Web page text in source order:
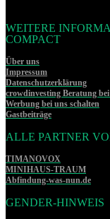
WEITERE
COMPACT
Über uns
Impressum
Datenschutzerklärung
crowdinvesting Beratung
Werbung bei uns schalten
Gastbeiträge
ALLE PARTNER
TIMANOVOX
MINIHAUS-TRAUM
Abfindung-was-nun.de
GENDER-HINWEIS